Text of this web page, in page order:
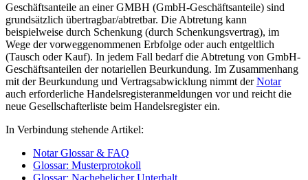
Geschäftsanteile an einer GMBH (GmbH-Geschäftsanteile) sind
grundsätzlich übertragbar/abtretbar. Die Abtretung kann
beispielweise durch Schenkung (durch Schenkungsvertrag), im
Wege der vorweggenommenen Erbfolge oder auch entgeltlich
(Tausch oder Kauf). In jedem Fall bedarf die Abtretung von GmbH-
Geschäftsanteilen der notariellen Beurkundung. Im Zusammenhang
mit der Beurkundung und Vertragsabwicklung nimmt derNotar
auch erforderliche Handelsregisteranmeldungen vor und reicht die
neue Gesellschafterliste beim Handelsregister ein.
In Verbindung stehende Artikel:
Notar Glossar & FAQ
Glossar: Musterprotokoll
Glossar: Nachehelicher Unterhalt